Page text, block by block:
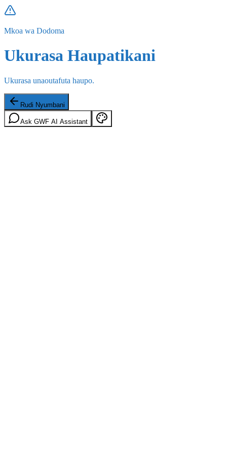
Mkoa wa Dodoma
Ukurasa Haupatikani
Ukurasa unaoutafuta haupo.
Rudi Nyumbani
Ask GWF AI Assistant